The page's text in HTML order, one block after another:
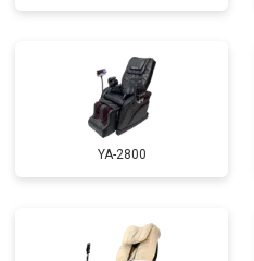
Ремонт сканера
Ремонт купюроприемника
Замена сетевого трансформатора
Ремонт микро-лифта
YA-2800